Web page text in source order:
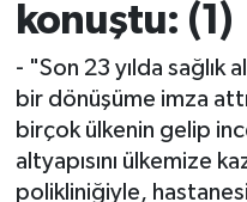
konuştu: (1)
- "Son 23 yılda sağlık
bir dönüşüme imza
birçok ülkenin gelip
altyapısını ülkemize
polikliniğiyle,